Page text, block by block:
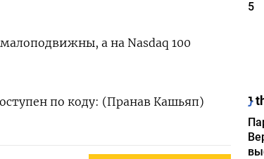
а на Nasdaq 100
по коду: (Пранав Кашьяп)
5